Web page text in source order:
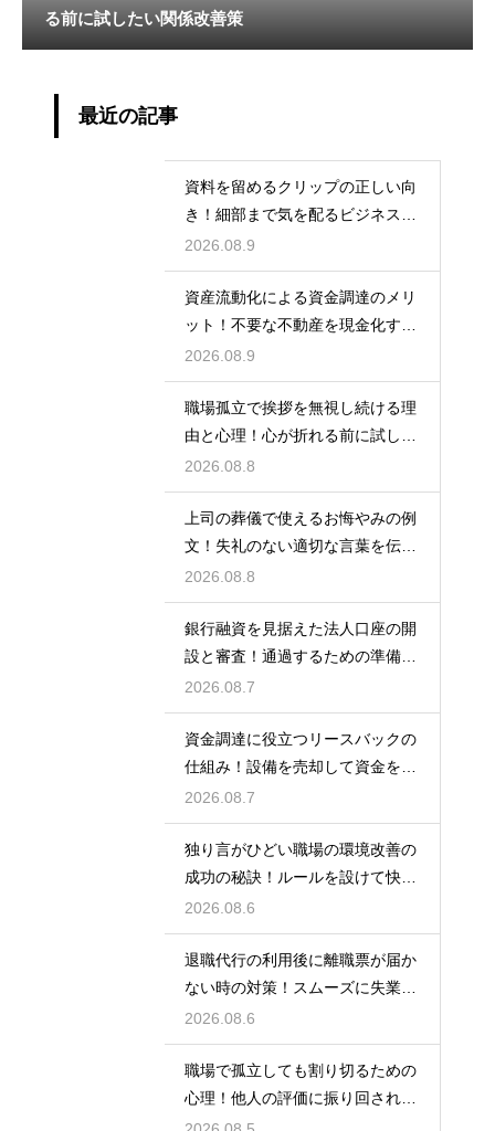
る前に試したい関係改善策
最近の記事
資料を留めるクリップの正しい向
き！細部まで気を配るビジネスマ
ナーの基本
2026.08.9
資産流動化による資金調達のメリ
ット！不要な不動産を現金化する
仕組み
2026.08.9
職場孤立で挨拶を無視し続ける理
由と心理！心が折れる前に試した
い関係改善策
2026.08.8
上司の葬儀で使えるお悔やみの例
文！失礼のない適切な言葉を伝え
る例文
2026.08.8
銀行融資を見据えた法人口座の開
設と審査！通過するための準備と
ポイント
2026.08.7
資金調達に役立つリースバックの
仕組み！設備を売却して資金を得
る方法
2026.08.7
独り言がひどい職場の環境改善の
成功の秘訣！ルールを設けて快適
な空間を作る
2026.08.6
退職代行の利用後に離職票が届か
ない時の対策！スムーズに失業保
険をもらう
2026.08.6
職場で孤立しても割り切るための
心理！他人の評価に振り回されな
いための術